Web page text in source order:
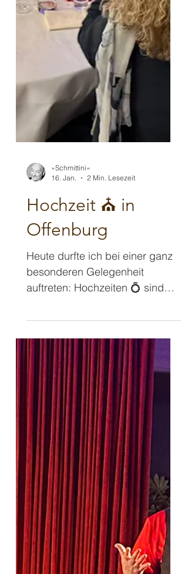
»Schmittini«
16. Jan.
Hochzeit ⛪️ in
Offenburg
natürlich sowieso immer ganz
besondere Ereignisse, bei
denen ich besonders viel Wert
darauf lege, dass das Brautpaar
und deren Gäste meinen Auftritt
passend empfinden und auch
später noch in sehr guter
Erinnerung behalten. 👰🏼‍♀️🤵🏻
Das heutige Brautpaar habe ich
aber bereits bezaubern dürfen:
Im Jahr 2022 war ich schon mal
zu Gast in Offenburg , um als
Überraschung zum 50.
Geburtstag des h